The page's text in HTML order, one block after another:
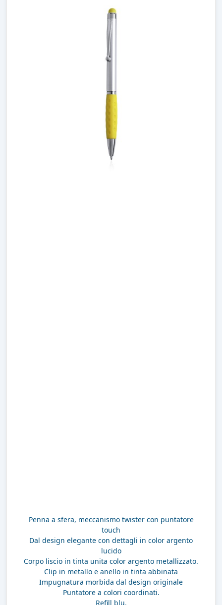
Penna a sfera, meccanismo twister con puntatore
touch
Dal design elegante con dettagli in color argento
lucido
Corpo liscio in tinta unita color argento metallizzato.
Clip in metallo e anello in tinta abbinata
Impugnatura morbida dal design originale
Puntatore a colori coordinati.
Refill blu.